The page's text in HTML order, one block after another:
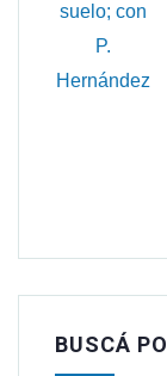
BUSCÁ